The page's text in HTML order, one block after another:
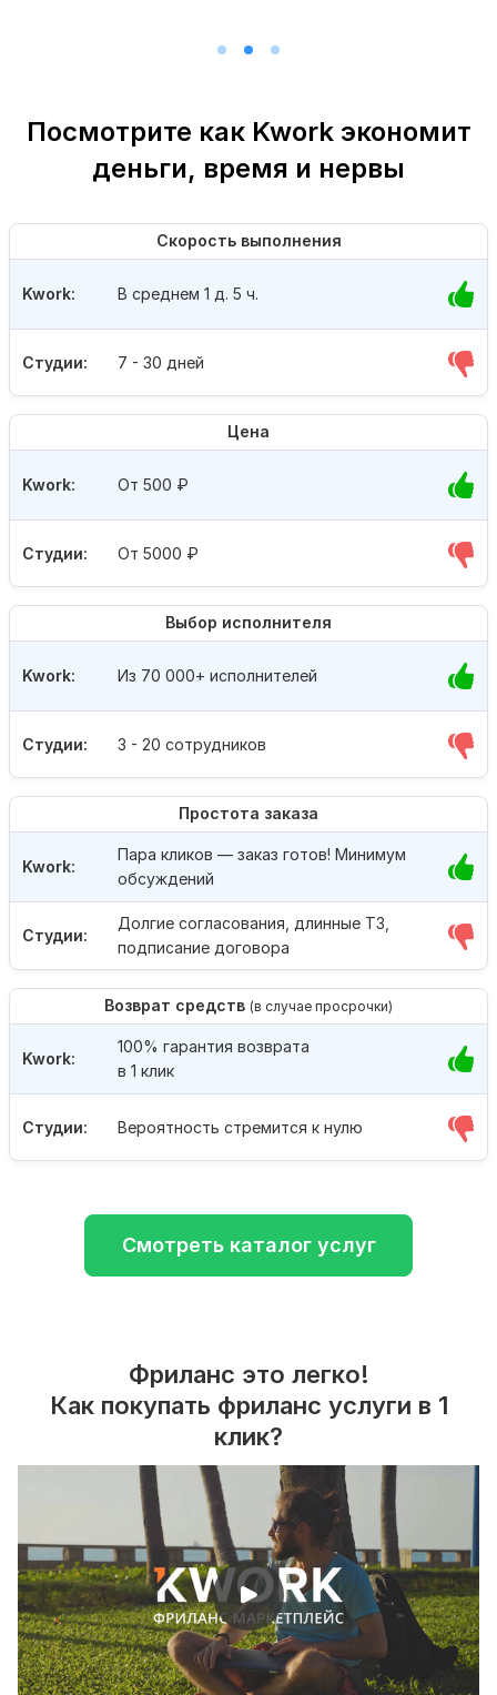
Посмотрите как Kwork экономит
деньги, время и нервы
Скорость выполнения
Студии: 7 - 30 дней
Kwork: В среднем 1 д. 5 ч.
Цена
Студии: От 5000 ₽
Kwork: От 500 ₽
Выбор исполнителя
Студии: 3 - 20 сотрудников
Kwork: Из 70 000+ исполнителей
Простота заказа
Студии:
Долгие согласования, длинные ТЗ,
подписание договора
Kwork:
Пара кликов — заказ готов! Минимум
обсуждений
Возврат средств (в случае просрочки)
Студии: Вероятность стремится к нулю
Kwork:
100% гарантия возврата
в 1 клик
Смотреть каталог услуг
Фриланс это легко!
Как покупать фриланс услуги в 1
клик?